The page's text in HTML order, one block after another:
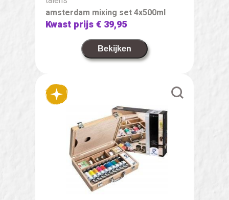
amsterdam mixing set 4x500ml
Kwast prijs€ 39,95
Bekijken